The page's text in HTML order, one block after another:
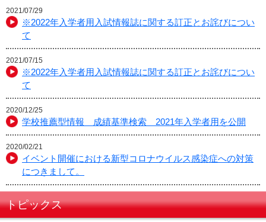
2021/07/29
※2022年入学者用入試情報誌に関する訂正とお詫びについ
て
2021/07/15
※2022年入学者用入試情報誌に関する訂正とお詫びについ
て
2020/12/25
学校推薦型情報 成績基準検索 2021年入学者用を公開
2020/02/21
イベント開催における新型コロナウイルス感染症への対策
につきまして。
トピックス